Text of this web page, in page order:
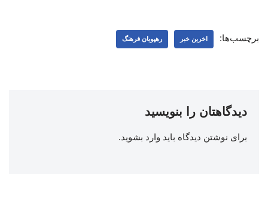
برچسب‌ها: اخرین خبر رهپویان فرهنگ
دیدگاهتان را بنویسید
برای نوشتن دیدگاه باید وارد بشوید.